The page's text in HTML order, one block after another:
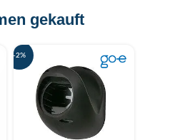
gekauft
-2%